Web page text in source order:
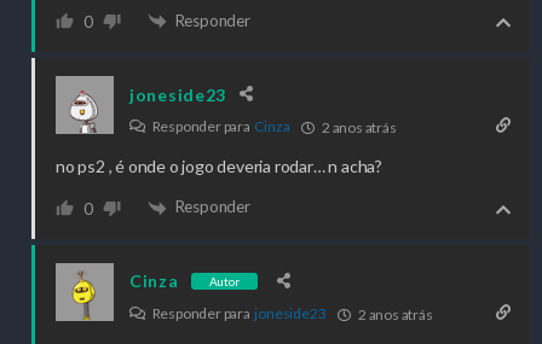
0 Responder
joneside23
Responder para Cinza 2 anos atrás
no ps2 , é onde o jogo deveria rodar… n acha?
0 Responder
Cinza Autor
Responder para joneside23 2 anos atrás